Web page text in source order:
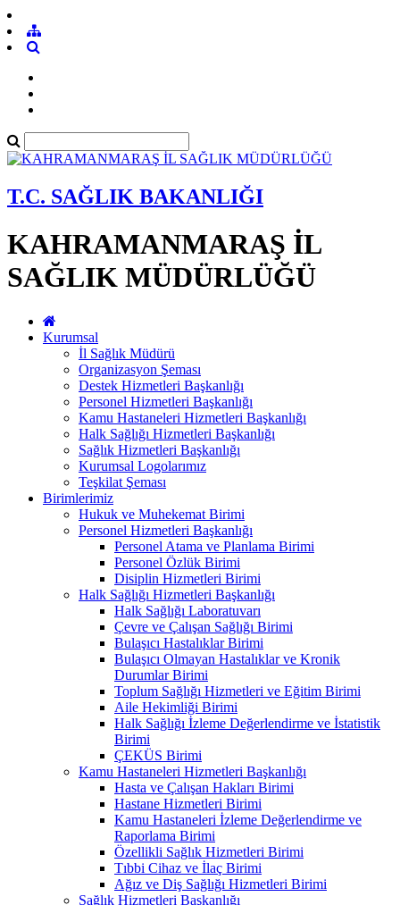
T.C. SAĞLIK BAKANLIĞI
KAHRAMANMARAŞ İL
SAĞLIK MÜDÜRLÜĞÜ
Kurumsal
İl Sağlık Müdürü
Organizasyon Şeması
Destek Hizmetleri Başkanlığı
Personel Hizmetleri Başkanlığı
Kamu Hastaneleri Hizmetleri Başkanlığı
Halk Sağlığı Hizmetleri Başkanlığı
Sağlık Hizmetleri Başkanlığı
Kurumsal Logolarımız
Teşkilat Şeması
Birimlerimiz
Hukuk ve Muhekemat Birimi
Personel Hizmetleri Başkanlığı
Personel Atama ve Planlama Birimi
Personel Özlük Birimi
Disiplin Hizmetleri Birimi
Halk Sağlığı Hizmetleri Başkanlığı
Halk Sağlığı Laboratuvarı
Çevre ve Çalışan Sağlığı Birimi
Bulaşıcı Hastalıklar Birimi
Bulaşıcı Olmayan Hastalıklar ve Kronik
Durumlar Birimi
Toplum Sağlığı Hizmetleri ve Eğitim Birimi
Aile Hekimliği Birimi
Halk Sağlığı İzleme Değerlendirme ve İstatistik
Birimi
ÇEKÜS Birimi
Kamu Hastaneleri Hizmetleri Başkanlığı
Hasta ve Çalışan Hakları Birimi
Hastane Hizmetleri Birimi
Kamu Hastaneleri İzleme Değerlendirme ve
Raporlama Birimi
Özellikli Sağlık Hizmetleri Birimi
Tıbbi Cihaz ve İlaç Birimi
Ağız ve Diş Sağlığı Hizmetleri Birimi
Sağlık Hizmetleri Başkanlığı